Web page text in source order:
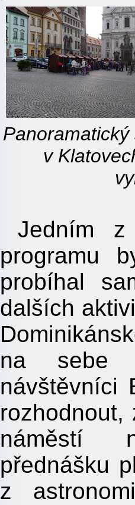
v
Jedním z
programu
probíhal
dalších
na sebe
návštěvníci
náměstí
přednášku
z